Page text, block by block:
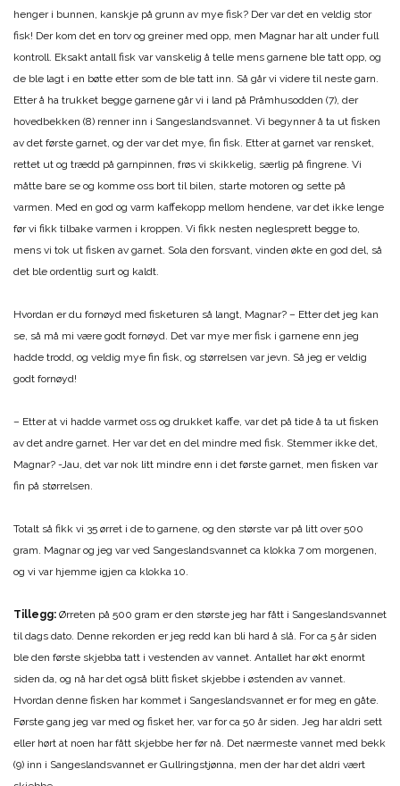
henger i bunnen, kanskje på grunn av mye fisk? Der var det en veldig stor
fisk! Der kom det en torv og greiner med opp, men Magnar har alt under full
kontroll. Eksakt antall fisk var vanskelig å telle mens garnene ble tatt opp, og
de ble lagt i en bøtte etter som de ble tatt inn. Så går vi videre til neste garn.
Etter å ha trukket begge garnene går vi i land på Pråmhusodden (7), der
hovedbekken (8) renner inn i Sangeslandsvannet. Vi begynner å ta ut fisken
av det første garnet, og der var det mye, fin fisk. Etter at garnet var rensket,
rettet ut og trædd på garnpinnen, frøs vi skikkelig, særlig på fingrene. Vi
måtte bare se og komme oss bort til bilen, starte motoren og sette på
varmen. Med en god og varm kaffekopp mellom hendene, var det ikke lenge
før vi fikk tilbake varmen i kroppen. Vi fikk nesten neglesprett begge to,
mens vi tok ut fisken av garnet. Sola den forsvant, vinden økte en god del, så
det ble ordentlig surt og kaldt.
Hvordan er du fornøyd med fisketuren så langt, Magnar? – Etter det jeg kan
se, så må mi være godt fornøyd. Det var mye mer fisk i garnene enn jeg
hadde trodd, og veldig mye fin fisk, og størrelsen var jevn. Så jeg er veldig
godt fornøyd!
– Etter at vi hadde varmet oss og drukket kaffe, var det på tide å ta ut fisken
av det andre garnet. Her var det en del mindre med fisk. Stemmer ikke det,
Magnar? -Jau, det var nok litt mindre enn i det første garnet, men fisken var
fin på størrelsen.
Totalt så fikk vi 35 ørret i de to garnene, og den største var på litt over 500
gram. Magnar og jeg var ved Sangeslandsvannet ca klokka 7 om morgenen,
og vi var hjemme igjen ca klokka 10.
Tillegg: Ørreten på 500 gram er den største jeg har fått i Sangeslandsvannet
til dags dato. Denne rekorden er jeg redd kan bli hard å slå. For ca 5 år siden
ble den første skjebba tatt i vestenden av vannet. Antallet har økt enormt
siden da, og nå har det også blitt fisket skjebbe i østenden av vannet.
Hvordan denne fisken har kommet i Sangeslandsvannet er for meg en gåte.
Første gang jeg var med og fisket her, var for ca 50 år siden. Jeg har aldri sett
eller hørt at noen har fått skjebbe her før nå. Det nærmeste vannet med bekk
(9) inn i Sangeslandsvannet er Gullringstjønna, men der har det aldri vært